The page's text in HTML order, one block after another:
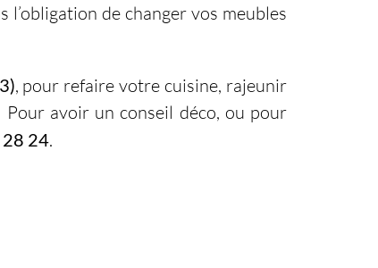
l’obligation de changer vos meubles
, pour refaire votre cuisine, rajeunir
avoir un conseil déco, ou pour
24.